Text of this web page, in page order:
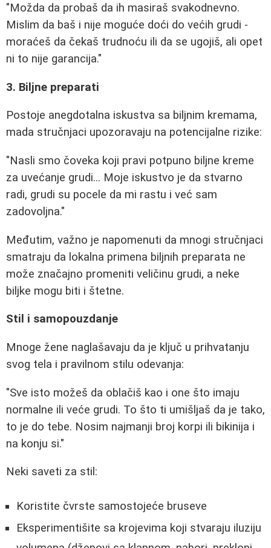
"Možda da probaš da ih masiraš svakodnevno.
Mislim da baš i nije moguće doći do većih grudi -
moraćeš da čekaš trudnoću ili da se ugojiš, ali opet
ni to nije garancija."
3. Biljne preparati
Postoje anegdotalna iskustva sa biljnim kremama,
mada stručnjaci upozoravaju na potencijalne rizike:
"Nasli smo čoveka koji pravi potpuno biljne kreme
za uvećanje grudi... Moje iskustvo je da stvarno
radi, grudi su pocele da mi rastu i već sam
zadovoljna."
Međutim, važno je napomenuti da mnogi stručnjaci
smatraju da lokalna primena biljnih preparata ne
može značajno promeniti veličinu grudi, a neke
biljke mogu biti i štetne.
Stil i samopouzdanje
Mnoge žene naglašavaju da je ključ u prihvatanju
svog tela i pravilnom stilu odevanja:
"Sve isto možeš da oblačiš kao i one što imaju
normalne ili veće grudi. To što ti umišljaš da je tako,
to je do tebe. Nosim najmanji broj korpi ili bikinija i
na konju si."
Neki saveti za stil:
Koristite čvrste samostojeće bruseve
Eksperimentišite sa krojevima koji stvaraju iluziju